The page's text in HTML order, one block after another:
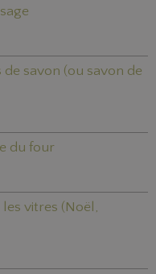
savon (ou savon de
du four
vitres (Noël,